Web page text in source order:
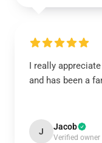
I really
and has been a
J Jacob
Verified owner